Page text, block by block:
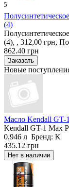
5
(4)
(4), , 312,00 грн,
862.40 грн
Новые
Масло Kendall GT-
Kendall GT-1 Max
0,946 л Бренд: K
435.12 грн